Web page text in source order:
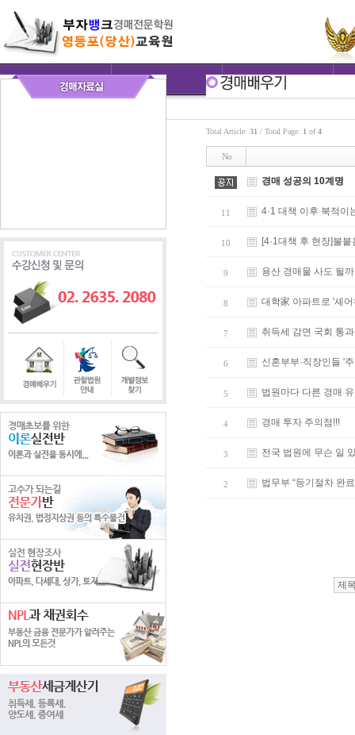
Total Article: 31 / Total Page: 1 of4
No
경매 성공의 10계명
11 4·1 대책 이후 북적이
10 [4·1대책 후 현장]불붙
9 용산 경매물 사도 될
8 대학家 아파트로 '셰
7 취득세 감면 국회 통
6 신혼부부·직장인들 '
5 법원마다 다른 경매
4 경매 투자 주의점!!!
3 전국 법원에 무슨 일
2 법무부 “등기절차 완